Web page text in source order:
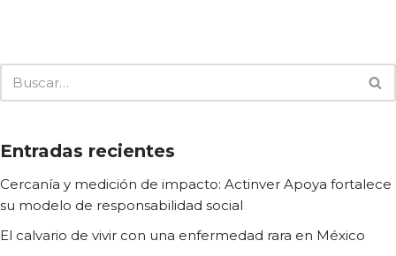
Entradas recientes
Cercanía y medición de impacto: Actinver Apoya fortalece
su modelo de responsabilidad social
El calvario de vivir con una enfermedad rara en México